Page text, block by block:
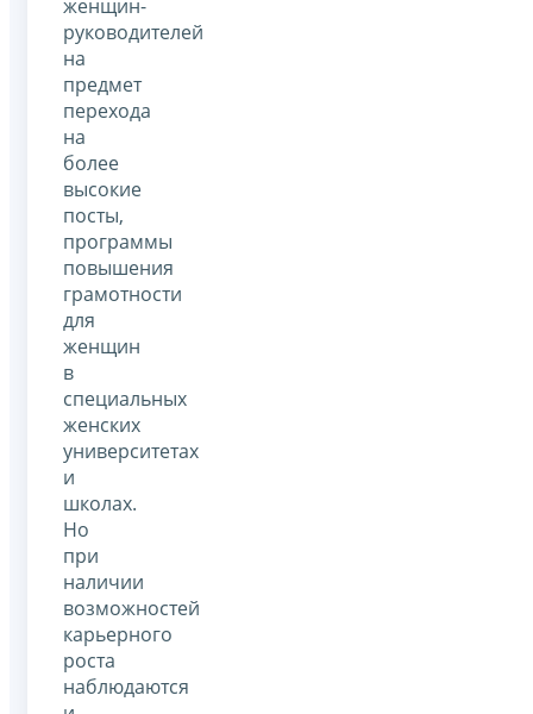
женщин-
руководителей
на
предмет
перехода
на
более
высокие
посты,
программы
повышения
грамотности
для
женщин
в
специальных
женских
университетах
и
школах.
Но
при
наличии
возможностей
карьерного
роста
наблюдаются